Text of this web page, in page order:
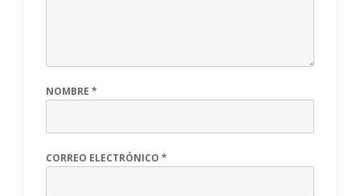
NOMBRE *
CORREO ELECTRÓNICO *